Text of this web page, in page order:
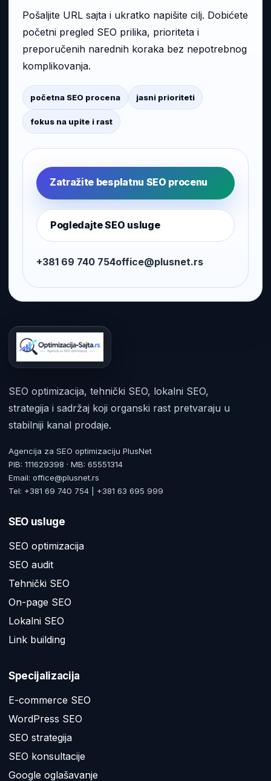
Pošaljite URL sajta i ukratko napišite cilj. Dobićete
početni pregled SEO prilika, prioriteta i
preporučenih narednih koraka bez nepotrebnog
komplikovanja.
početna SEO procena jasni prioriteti
fokus na upite i rast
Zatražite besplatnu SEO procenu
Pogledajte SEO usluge
+381 69 740 754office@plusnet.rs
SEO optimizacija, tehnički SEO, lokalni SEO,
strategija i sadržaj koji organski rast pretvaraju u
stabilniji kanal prodaje.
Agencija za SEO optimizaciju PlusNet
PIB: 111629398 · MB: 65551314
Email: office@plusnet.rs
Tel: +381 69 740 754 | +381 63 695 999
SEO usluge
SEO optimizacija
SEO audit
Tehnički SEO
On-page SEO
Lokalni SEO
Link building
Specijalizacija
E-commerce SEO
WordPress SEO
SEO strategija
SEO konsultacije
Google oglašavanje